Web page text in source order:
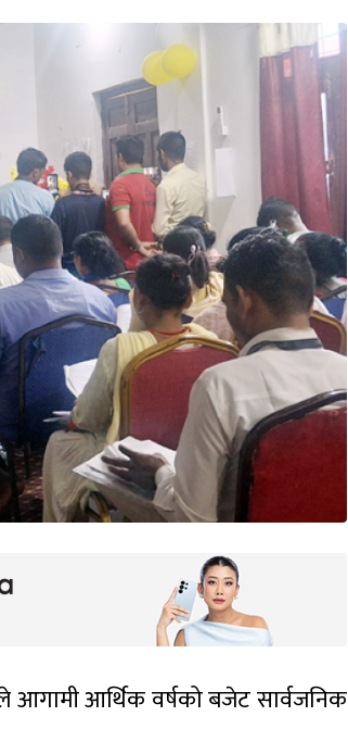
आगामी आर्थिक वर्षको बजेट सार्वजनिक